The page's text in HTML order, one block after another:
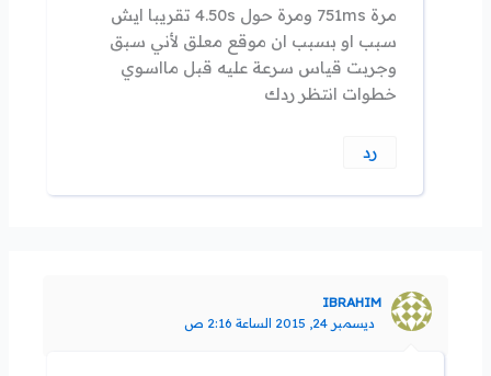
مرة 751ms ومرة حول 4.50s تقريبا ايش
سبب او بسبب ان موقع معلق لأني سبق
وجربت قياس سرعة عليه قبل مااسوي
خطوات انتظر ردك
رد
IBRAHIM
ديسمبر 24, 2015 الساعة 2:16 ص